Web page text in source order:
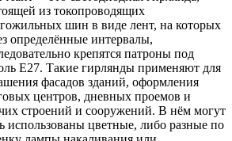
из токопроводящих
шин в виде лент, на которых
определённые интервалы,
крепятся патроны под
Е27. Такие гирлянды применяют для
фасадов зданий, оформления
центров, дневных проемов и
строений и сооружений. В нём могут
использованы цветные, либо разные по